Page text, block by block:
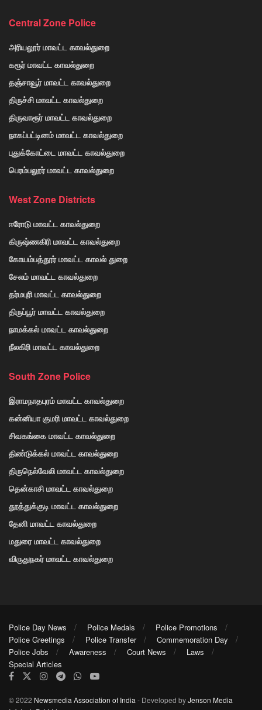
Central Zone Police
அரியலூர் மாவட்ட காவல்துறை
கரூர் மாவட்ட காவல்துறை
தஞ்சாவூர் மாவட்ட காவல்துறை
திருச்சி மாவட்ட காவல்துறை
திருவாரூர் மாவட்ட காவல்துறை
நாகப்பட்டினம் மாவட்ட காவல்துறை
புதுக்கோட்டை மாவட்ட காவல்துறை
பெரம்பலூர் மாவட்ட காவல்துறை
West Zone Districts
ஈரோடு மாவட்ட காவல்துறை
கிருஷ்ணகிரி மாவட்ட காவல்துறை
கோயம்பத்தூர் மாவட்ட காவல் துறை
சேலம் மாவட்ட காவல்துறை
தர்மபுரி மாவட்ட காவல்துறை
திருப்பூர் மாவட்ட காவல்துறை
நாமக்கல் மாவட்ட காவல்துறை
நீலகிரி மாவட்ட காவல்துறை
South Zone Police
இராமநாதபுரம் மாவட்ட காவல்துறை
கன்னியா குமரி மாவட்ட காவல்துறை
சிவகங்கை மாவட்ட காவல்துறை
திண்டுக்கல் மாவட்ட காவல்துறை
திருநெல்வேலி மாவட்ட காவல்துறை
தென்காசி மாவட்ட காவல்துறை
தூத்துக்குடி மாவட்ட காவல்துறை
தேனி மாவட்ட காவல்துறை
மதுரை மாவட்ட காவல்துறை
விருதுநகர் மாவட்ட காவல்துறை
Police Day News Police Medals
Police Promotions
Police Greetings
Police Transfer
Commemoration Day
Police Jobs
Awareness Court News
Laws
Special Articles
© 2022 Newsmedia Association of India - Developed byJenson Media